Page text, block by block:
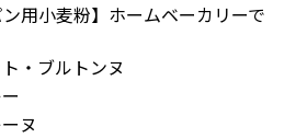
用小麦粉】ホームベーカリーで
・ブルトンヌ
ヌ